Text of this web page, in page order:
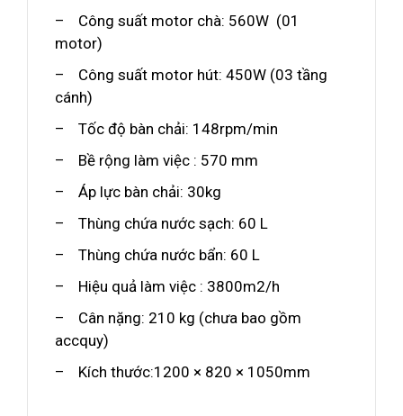
– Công suất motor chà: 560W (01
motor)
– Công suất motor hút: 450W (03 tầng
cánh)
– Tốc độ bàn chải: 148rpm/min
– Bề rộng làm việc : 570 mm
– Áp lực bàn chải: 30kg
– Thùng chứa nước sạch: 60 L
– Thùng chứa nước bẩn: 60 L
– Hiệu quả làm việc : 3800m2/h
– Cân nặng: 210 kg (chưa bao gồm
accquy)
– Kích thước:1200 × 820 × 1050mm